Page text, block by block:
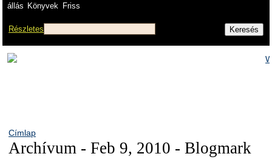
állás Könyvek Friss
Részletes
Címlap
Archívum - Feb 9, 2010 - Blogmark